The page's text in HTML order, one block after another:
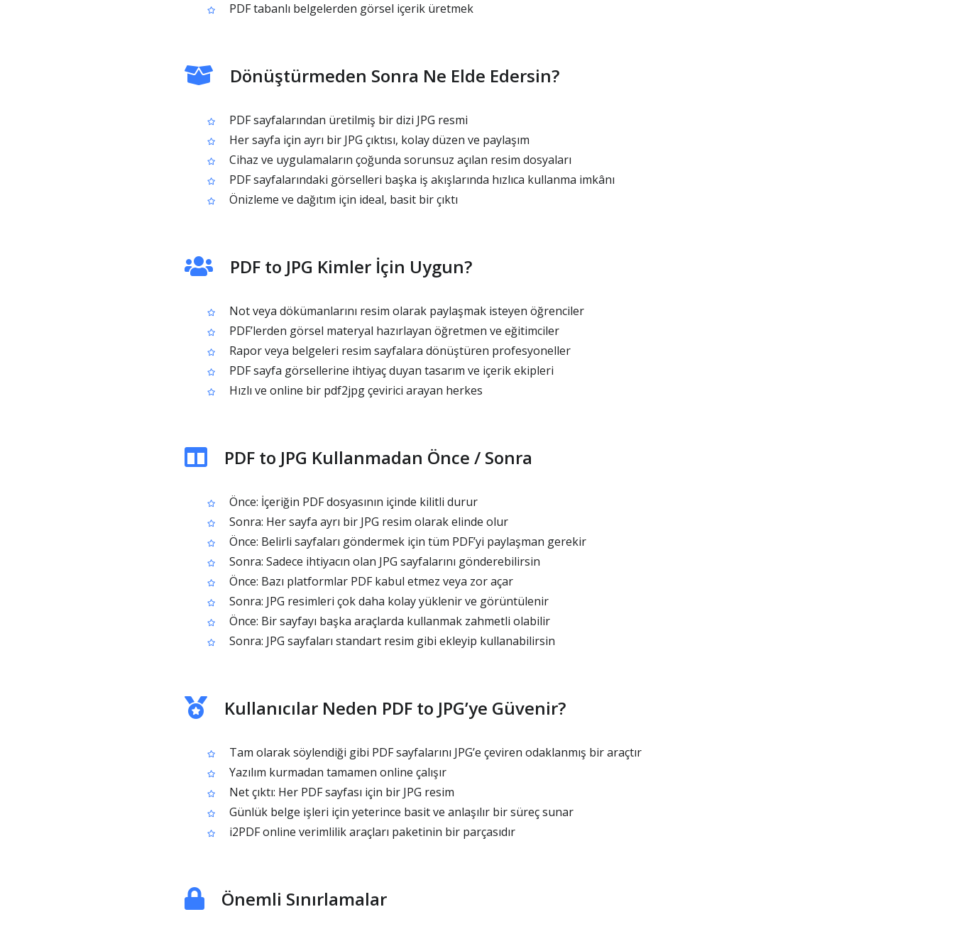
PDF tabanlı belgelerden görsel içerik üretmek
Dönüştürmeden Sonra Ne Elde Edersin?
PDF sayfalarından üretilmiş bir dizi JPG resmi
Her sayfa için ayrı bir JPG çıktısı, kolay düzen ve paylaşım
Cihaz ve uygulamaların çoğunda sorunsuz açılan resim dosyaları
PDF sayfalarındaki görselleri başka iş akışlarında hızlıca kullanma imkânı
Önizleme ve dağıtım için ideal, basit bir çıktı
PDF to JPG Kimler İçin Uygun?
Not veya dökümanlarını resim olarak paylaşmak isteyen öğrenciler
PDF’lerden görsel materyal hazırlayan öğretmen ve eğitimciler
Rapor veya belgeleri resim sayfalara dönüştüren profesyoneller
PDF sayfa görsellerine ihtiyaç duyan tasarım ve içerik ekipleri
Hızlı ve online bir pdf2jpg çevirici arayan herkes
PDF to JPG Kullanmadan Önce / Sonra
Önce: İçeriğin PDF dosyasının içinde kilitli durur
Sonra: Her sayfa ayrı bir JPG resim olarak elinde olur
Önce: Belirli sayfaları göndermek için tüm PDF’yi paylaşman gerekir
Sonra: Sadece ihtiyacın olan JPG sayfalarını gönderebilirsin
Önce: Bazı platformlar PDF kabul etmez veya zor açar
Sonra: JPG resimleri çok daha kolay yüklenir ve görüntülenir
Önce: Bir sayfayı başka araçlarda kullanmak zahmetli olabilir
Sonra: JPG sayfaları standart resim gibi ekleyip kullanabilirsin
Kullanıcılar Neden PDF to JPG’ye Güvenir?
Tam olarak söylendiği gibi PDF sayfalarını JPG’e çeviren odaklanmış bir araçtır
Yazılım kurmadan tamamen online çalışır
Net çıktı: Her PDF sayfası için bir JPG resim
Günlük belge işleri için yeterince basit ve anlaşılır bir süreç sunar
i2PDF online verimlilik araçları paketinin bir parçasıdır
Önemli Sınırlamalar